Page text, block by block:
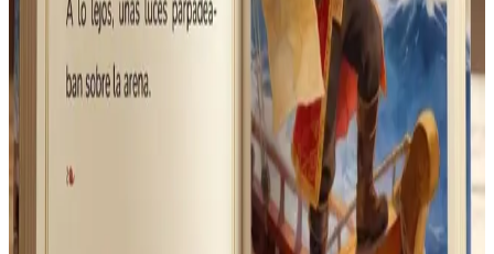
Empieza tu primer cuento gratis
Sin tarjeta · Tu foto se elimina tras crear la ilustración•Listo en unos
5 minutos